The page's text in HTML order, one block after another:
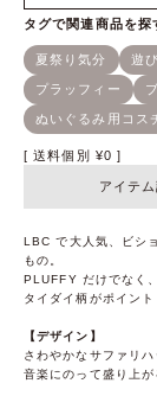
送料個別 ¥0
アイテ
LBC で大人気、ビシ
もの。
PLUFFY だけでなく
タイダイ柄がポイン
【デザイン】
さわやかなサファリハ
音楽にのって盛り上